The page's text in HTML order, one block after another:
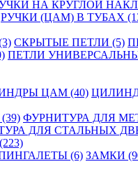
НА КРУГЛОЙ
РУЧКИ (ЦАМ) В ТУБАХ
СКРЫТЫЕ ПЕТЛИ (5)
ПЕТЛИ
ЦАМ (40)
ФУРНИТУРА ДЛЯ
ДЛЯ СТАЛЬНЫХ
(6) ЗАМКИ